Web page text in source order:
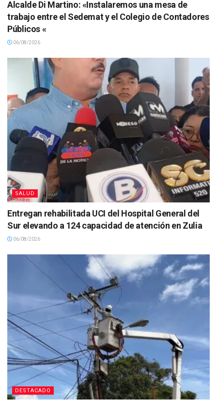
Alcalde Di Martino: «Instalaremos una mesa de
trabajo entre el Sedemat y el Colegio de Contadores
Públicos «
06/08/2026
SALUD
Entregan rehabilitada UCI del Hospital General del
Sur elevando a 124 capacidad de atención en Zulia
06/08/2026
DESTACADO